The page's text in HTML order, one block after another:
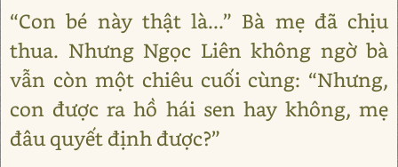
“Con bé này thật là...” Bà mẹ đã chịu
thua. Nhưng Ngọc Liên không ngờ bà
vẫn còn một chiêu cuối cùng: “Nhưng,
con được ra hồ hái sen hay không, mẹ
đâu quyết định được?”